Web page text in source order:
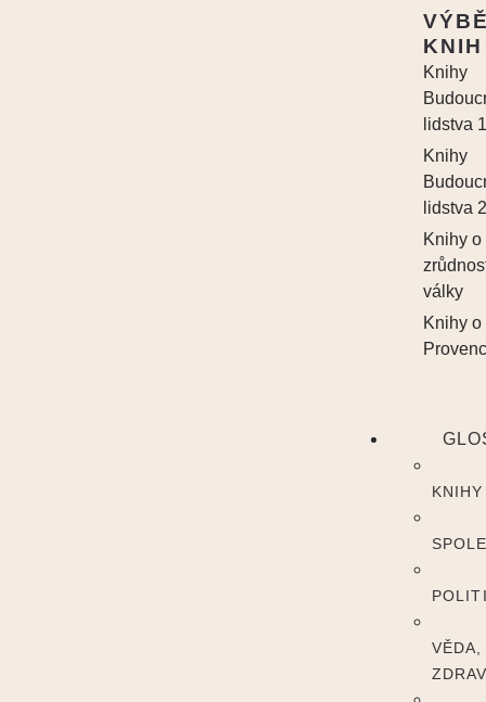
KNIH
Knihy
lidstva
Knihy
lidstva
Knihy o
války
Knihy o
KNIHY
VĚDA,